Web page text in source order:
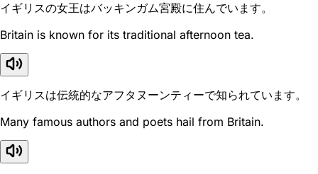
イギリスの女王はバッキンガム宮殿に住んでいます。
Britain is known for its traditional afternoon tea.
イギリスは伝統的なアフタヌーンティーで知られています。
Many famous authors and poets hail from Britain.